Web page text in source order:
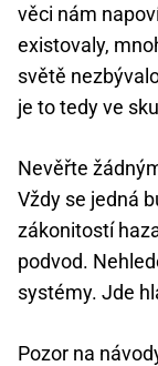
věci nám
existovaly,
světě
je to tedy ve
Nevěřte
Vždy se jedná
zákonitostí
podvod.
systémy. Jde
Pozor na